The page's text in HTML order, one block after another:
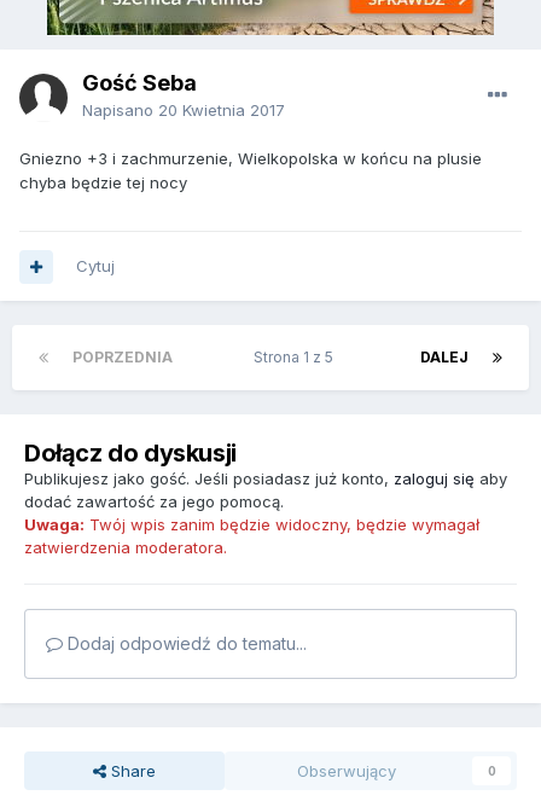
Gość Seba
Napisano 20 Kwietnia 2017
Gniezno +3 i zachmurzenie, Wielkopolska w końcu na plusie
chyba będzie tej nocy
Cytuj
POPRZEDNIA DALEJ
Strona 1 z 5
Dołącz do dyskusji
Publikujesz jako gość. Jeśli posiadasz już konto, zaloguj się aby
dodać zawartość za jego pomocą.
Uwaga: Twój wpis zanim będzie widoczny, będzie wymagał
zatwierdzenia moderatora.
Dodaj odpowiedź do tematu...
Share Obserwujący 0